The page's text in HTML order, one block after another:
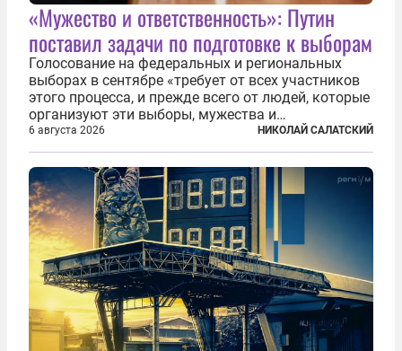
«Мужество и ответственность»: Путин
поставил задачи по подготовке к выборам
Голосование на федеральных и региональных
выборах в сентябре «требует от всех участников
этого процесса, и прежде всего от людей, которые
организуют эти выборы, мужества и
ответственного отношения к формированию
власти», — подчеркнул президент Владимир Путин
на состоявшейся 5 августа в Кремле...
6 августа 2026 НИКОЛАЙ САЛАТСКИЙ